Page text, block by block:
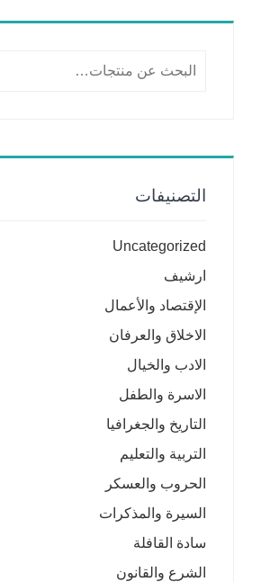
التصنيفات
Uncategorized
ارشيف
الإقتصاد والأعمال
الاخلاق والعرفان
الادب والخيال
الاسرة والطفل
التاريخ والجغرافيا
التربية والتعليم
الحروب والعسكر
السيرة والمذكرات
سادة القافلة
الشرع والقانون